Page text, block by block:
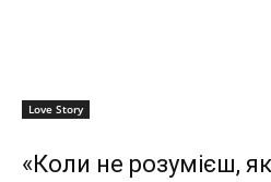
Love Story
«Коли не розумієш,